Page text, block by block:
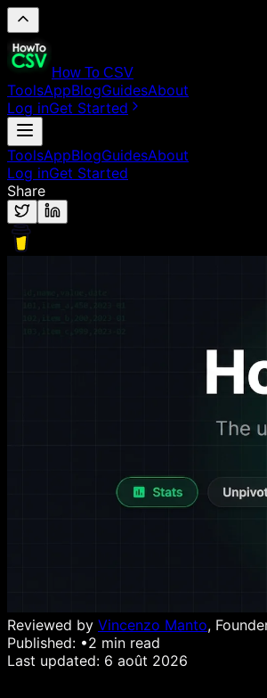
How To CSV
ToolsAppBlogGuidesAbout
Log inGet Started
ToolsAppBlogGuidesAbout
Log inGet Started
Share
Reviewed by Vincenzo Manto,
Published: •2 min read
Last updated: 6 août 2026